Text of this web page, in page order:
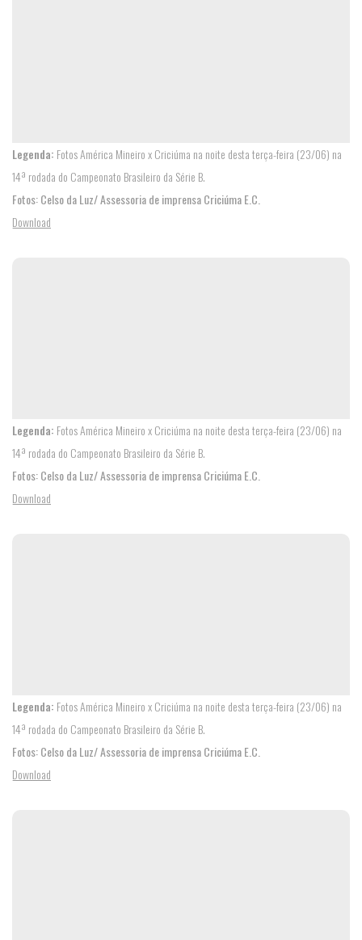
Legenda: Fotos América Mineiro x Criciúma na noite desta terça-feira (23/06) na
14ª rodada do Campeonato Brasileiro da Série B.
Fotos: Celso da Luz/ Assessoria de imprensa Criciúma E.C.
Download
Legenda: Fotos América Mineiro x Criciúma na noite desta terça-feira (23/06) na
14ª rodada do Campeonato Brasileiro da Série B.
Fotos: Celso da Luz/ Assessoria de imprensa Criciúma E.C.
Download
Legenda: Fotos América Mineiro x Criciúma na noite desta terça-feira (23/06) na
14ª rodada do Campeonato Brasileiro da Série B.
Fotos: Celso da Luz/ Assessoria de imprensa Criciúma E.C.
Download